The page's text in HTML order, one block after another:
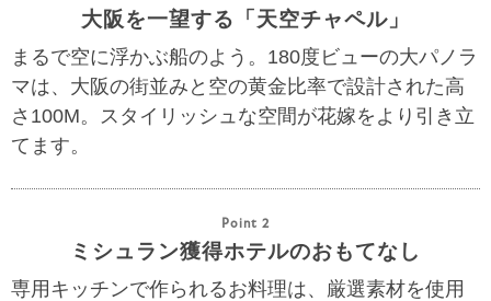
大阪を一望する「天空チャペル」
まるで空に浮かぶ船のよう。180度ビューの大パノラ
マは、大阪の街並みと空の黄金比率で設計された高
さ100M。スタイリッシュな空間が花嫁をより引き立
てます。
Point 2
ミシュラン獲得ホテルのおもてなし
専用キッチンで作られるお料理は、厳選素材を使用